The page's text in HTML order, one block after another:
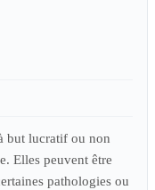
but lucratif ou non
Elles peuvent être
pathologies ou